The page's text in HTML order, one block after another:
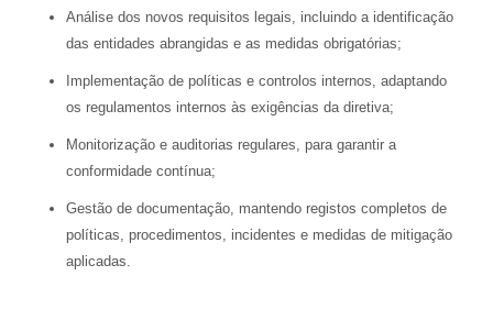
Análise dos novos requisitos legais, incluindo a identificação
das entidades abrangidas e as medidas obrigatórias;
Implementação de políticas e controlos internos, adaptando
os regulamentos internos às exigências da diretiva;
Monitorização e auditorias regulares, para garantir a
conformidade contínua;
Gestão de documentação, mantendo registos completos de
políticas, procedimentos, incidentes e medidas de mitigação
aplicadas.